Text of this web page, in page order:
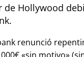
de Hollywood
renunció